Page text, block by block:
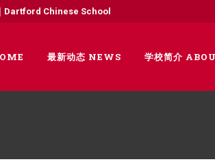
Dartford Chinese School
最新动态 NEWS 学校简介